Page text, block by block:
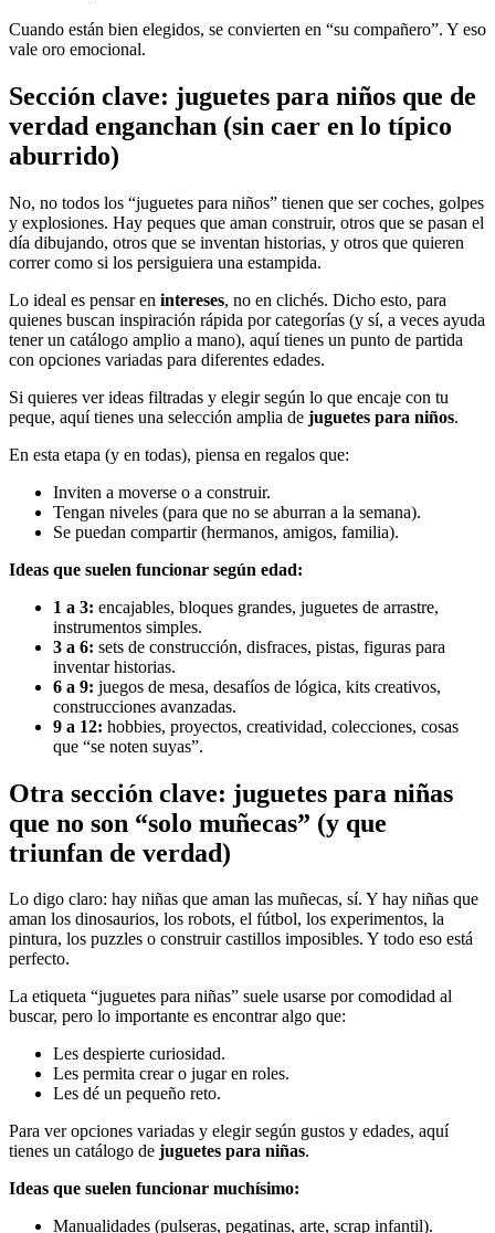
Cuando están bien elegidos, se convierten en “su compañero”. Y eso
vale oro emocional.
Sección clave: juguetes para niños que de
verdad enganchan (sin caer en lo típico
aburrido)
No, no todos los “juguetes para niños” tienen que ser coches, golpes
y explosiones. Hay peques que aman construir, otros que se pasan el
día dibujando, otros que se inventan historias, y otros que quieren
correr como si los persiguiera una estampida.
Lo ideal es pensar en intereses, no en clichés. Dicho esto, para
quienes buscan inspiración rápida por categorías (y sí, a veces ayuda
tener un catálogo amplio a mano), aquí tienes un punto de partida
con opciones variadas para diferentes edades.
Si quieres ver ideas filtradas y elegir según lo que encaje con tu
peque, aquí tienes una selección amplia de juguetes para niños.
En esta etapa (y en todas), piensa en regalos que:
Inviten a moverse o a construir.
Tengan niveles (para que no se aburran a la semana).
Se puedan compartir (hermanos, amigos, familia).
Ideas que suelen funcionar según edad:
1 a 3: encajables, bloques grandes, juguetes de arrastre,
instrumentos simples.
3 a 6: sets de construcción, disfraces, pistas, figuras para
inventar historias.
6 a 9: juegos de mesa, desafíos de lógica, kits creativos,
construcciones avanzadas.
9 a 12: hobbies, proyectos, creatividad, colecciones, cosas
que “se noten suyas”.
Otra sección clave: juguetes para niñas
que no son “solo muñecas” (y que
triunfan de verdad)
Lo digo claro: hay niñas que aman las muñecas, sí. Y hay niñas que
aman los dinosaurios, los robots, el fútbol, los experimentos, la
pintura, los puzzles o construir castillos imposibles. Y todo eso está
perfecto.
La etiqueta “juguetes para niñas” suele usarse por comodidad al
buscar, pero lo importante es encontrar algo que:
Les despierte curiosidad.
Les permita crear o jugar en roles.
Les dé un pequeño reto.
Para ver opciones variadas y elegir según gustos y edades, aquí
tienes un catálogo de juguetes para niñas.
Ideas que suelen funcionar muchísimo:
Manualidades (pulseras, pegatinas, arte, scrap infantil).